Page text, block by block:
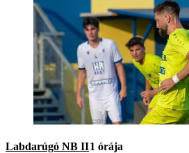
Labdarúgó NB II1 órája